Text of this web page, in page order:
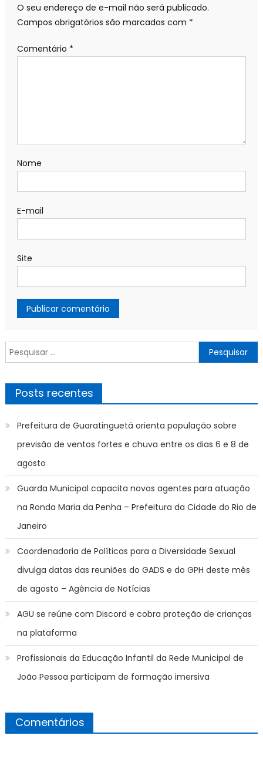
O seu endereço de e-mail não será publicado.
Campos obrigatórios são marcados com *
Comentário *
Nome
E-mail
Site
Pesquisar
por:
Posts recentes
Prefeitura de Guaratinguetá orienta população sobre
previsão de ventos fortes e chuva entre os dias 6 e 8 de
agosto
Guarda Municipal capacita novos agentes para atuação
na Ronda Maria da Penha – Prefeitura da Cidade do Rio de
Janeiro
Coordenadoria de Políticas para a Diversidade Sexual
divulga datas das reuniões do GADS e do GPH deste mês
de agosto – Agência de Notícias
AGU se reúne com Discord e cobra proteção de crianças
na plataforma
Profissionais da Educação Infantil da Rede Municipal de
João Pessoa participam de formação imersiva
Comentários